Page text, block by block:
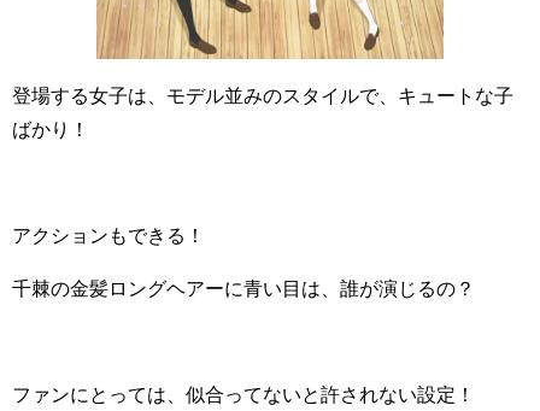
登場する女子は、モデル並みのスタイルで、キュートな子
ばかり！
アクションもできる！
千棘の金髪ロングヘアーに青い目は、誰が演じるの？
ファンにとっては、似合ってないと許されない設定！